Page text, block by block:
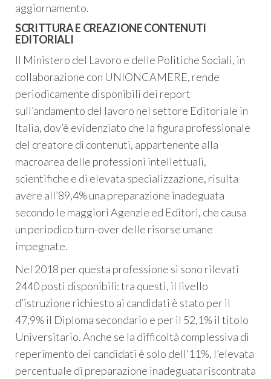
aggiornamento.
SCRITTURA E CREAZIONE CONTENUTI
EDITORIALI
Il Ministero del Lavoro e delle Politiche Sociali, in
collaborazione con UNIONCAMERE, rende
periodicamente disponibili dei report
sull’andamento del lavoro nel settore Editoriale in
Italia, dov’è evidenziato che la figura professionale
del creatore di contenuti, appartenente alla
macroarea delle professioni intellettuali,
scientifiche e di elevata specializzazione, risulta
avere all’89,4% una preparazione inadeguata
secondo le maggiori Agenzie ed Editori, che causa
un periodico turn-over delle risorse umane
impegnate.
Nel 2018 per questa professione si sono rilevati
2440 posti disponibili: tra questi, il livello
d’istruzione richiesto ai candidati è stato per il
47,9% il Diploma secondario e per il 52,1% il titolo
Universitario. Anche se la difficoltà complessiva di
reperimento dei candidati è solo dell’11%, l’elevata
percentuale di preparazione inadeguata riscontrata